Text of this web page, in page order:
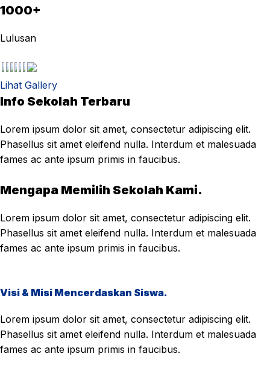
1000+
Lulusan
Lihat Gallery
Info Sekolah Terbaru
Lorem ipsum dolor sit amet, consectetur adipiscing elit.
Phasellus sit amet eleifend nulla. Interdum et malesuada
fames ac ante ipsum primis in faucibus.
Mengapa Memilih Sekolah Kami.
Lorem ipsum dolor sit amet, consectetur adipiscing elit.
Phasellus sit amet eleifend nulla. Interdum et malesuada
fames ac ante ipsum primis in faucibus.
Visi & Misi Mencerdaskan Siswa.
Lorem ipsum dolor sit amet, consectetur adipiscing elit.
Phasellus sit amet eleifend nulla. Interdum et malesuada
fames ac ante ipsum primis in faucibus.